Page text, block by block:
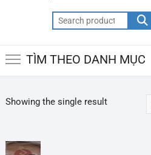
Search
for:
TÌM THEO DANH MỤC
Showing the single result